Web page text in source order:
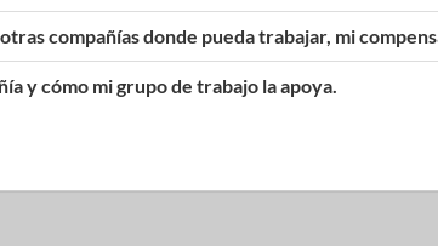
compañías donde pueda trabajar, mi
y cómo mi grupo de trabajo la apoya.